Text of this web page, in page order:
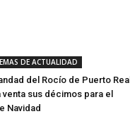
DE ACTUALIDAD
del Rocío de Puerto Real
venta sus décimos para el
Navidad